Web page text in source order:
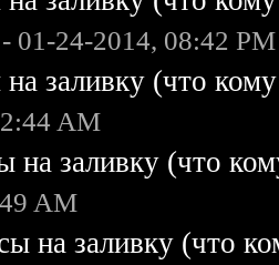
- 01-24-2014, 08:42 PM
заливку (что
AM
на заливку (что
AM
на заливку (что